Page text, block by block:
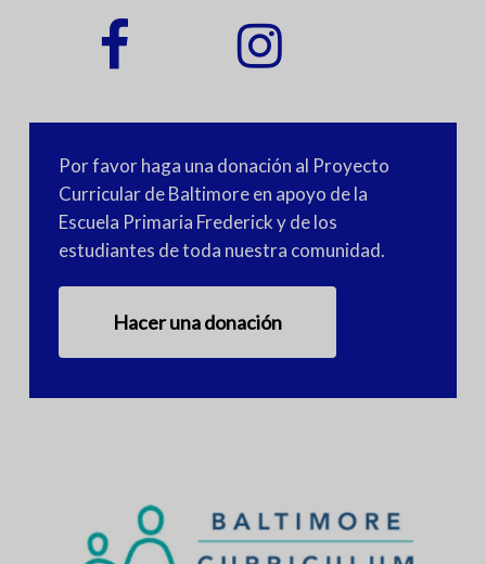
Por favor haga una donación al Proyecto
Curricular de Baltimore en apoyo de la
Escuela Primaria Frederick y de los
estudiantes de toda nuestra comunidad.
Hacer una donación